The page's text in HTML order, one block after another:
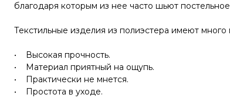
благодаря которым из нее часто шьют
Текстильные изделия из полиэстера имеют
• Высокая прочность.
• Материал приятный на ощупь.
• Практически не мнется.
• Простота в уходе.